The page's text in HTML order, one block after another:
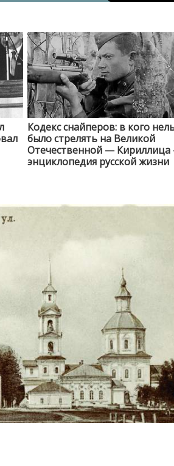
Кодекс снайперов: в кого
было стрелять на Великой
Отечественной —
энциклопедия русской жизни